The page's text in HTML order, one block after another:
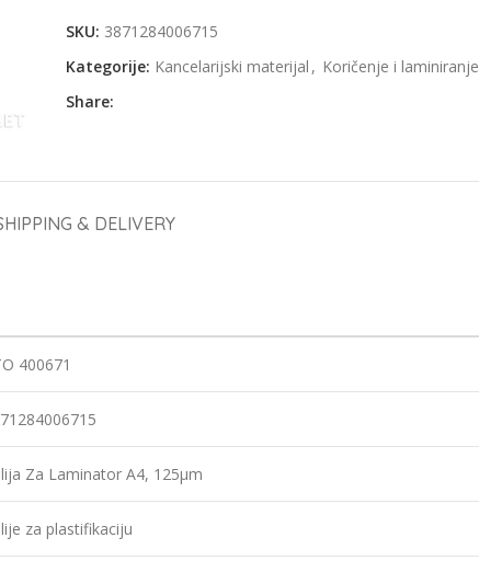
SKU: 3871284006715
Kategorije: Kancelarijski materijal , Koričenje i laminiranje
Share:
& DELIVERY
400671
Za Laminator A4, 125µm
za plastifikaciju